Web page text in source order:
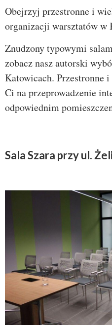
Obejrzyj przestronne i
organizacji warsztatów w
Znudzony typowymi
zobacz nasz autorski
Katowicach. Przestronne
Ci na przeprowadzenie
odpowiednim
Sala Szara przy ul.